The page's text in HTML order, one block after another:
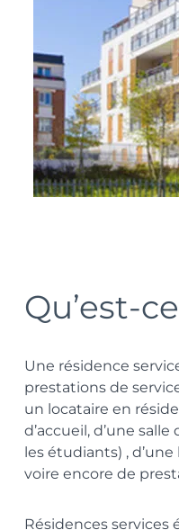
Qu’est-
Une résidence
prestations de
un locataire en
d’accueil, d’une
les étudiants) ,
voire encore de
Résidences services